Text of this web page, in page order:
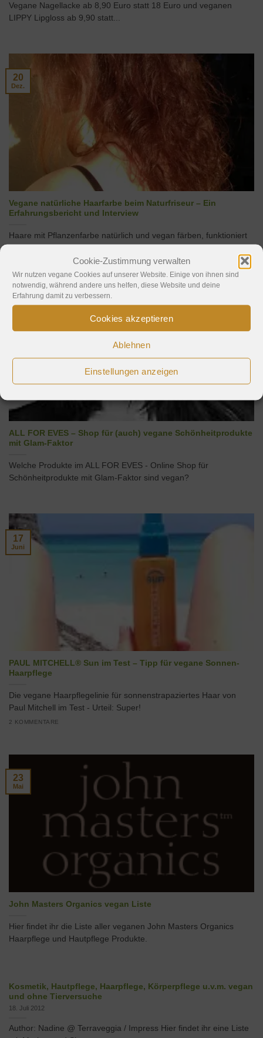
Cookie-Zustimmung verwalten
Wir nutzen vegane Cookies auf unserer Website. Einige von ihnen sind
notwendig, während andere uns helfen, diese Website und deine
Erfahrung damit zu verbessern.
Cookies akzeptieren
Ablehnen
Einstellungen anzeigen
Vegane Nagellacke ab 8,90 Euro statt 18 Euro und veganen
LIPPY Lipgloss ab 9,90 statt...
Vegane natürliche Haarfarbe beim Naturfriseur – Ein
Erfahrungsbericht und Interview
Haare mit Pflanzenfarbe natürlich und vegan färben, funktioniert
das? Ein Selbst-Test und Interview mit Birgit...
20
Dez.
ALL FOR EVES – Shop für (auch) vegane Schönheitprodukte
mit Glam-Faktor
Welche Produkte im ALL FOR EVES - Online Shop für
Schönheitprodukte mit Glam-Faktor sind vegan?
09
PAUL MITCHELL® Sun im Test – Tipp für vegane Sonnen-
Haarpflege
Die vegane Haarpflegelinie für sonnenstrapaziertes Haar von
Paul Mitchell im Test - Urteil: Super!
2 KOMMENTARE
17
Juni
John Masters Organics vegan Liste
Hier findet ihr die Liste aller veganen John Masters Organics
Haarpflege und Hautpflege Produkte.
23
Mai
Kosmetik, Hautpflege, Haarpflege, Körperpflege u.v.m. vegan
und ohne Tierversuche
18. Juli 2012
Author: Nadine @ Terraveggia / Impress Hier findet ihr eine Liste